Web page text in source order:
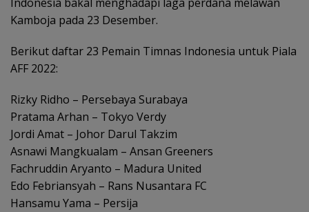
Kamboja pada 23 Desember.
Berikut daftar 23 Pemain Timnas Indonesia untuk Piala
AFF 2022:
Rizky Ridho – Persebaya Surabaya
Pratama Arhan – Tokyo Verdy
Jordi Amat – Johor Darul Takzim
Asnawi Mangkualam – Ansan Greeners
Fachruddin Aryanto – Madura United
Edo Febriansyah – Rans Nusantara FC
Hansamu Yama – Persija